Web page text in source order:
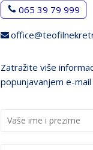
065 39 79 999
Zatražite više
popunjavanjem e-
m